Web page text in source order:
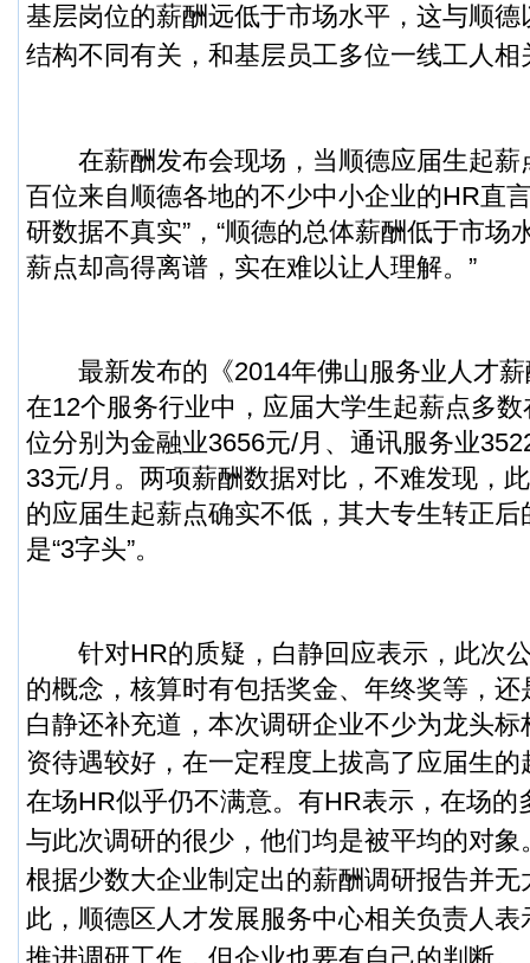
基层岗位的薪酬远低于市场水平，这与顺
结构不同有关，和基层员工多位一线工人相
在薪酬发布会现场，当顺德应届生起薪
百位来自顺德各地的不少中小企业的HR直
研数据不真实”，“顺德的总体薪酬低于市场
薪点却高得离谱，实在难以让人理解。”
最新发布的《2014年佛山服务业人才薪
在12个服务行业中，应届大学生起薪点多数
位分别为金融业3656元/月、通讯服务业
33元/月。两项薪酬数据对比，不难发现，
的应届生起薪点确实不低，其大专生转正
是“3字头”。
针对HR的质疑，白静回应表示，此次
的概念，核算时有包括奖金、年终奖等，
白静还补充道，本次调研企业不少为龙头
资待遇较好，在一定程度上拔高了应届生的
在场HR似乎仍不满意。有HR表示，在场的
与此次调研的很少，他们均是被平均的对
根据少数大企业制定出的薪酬调研报告并
此，顺德区人才发展服务中心相关负责人